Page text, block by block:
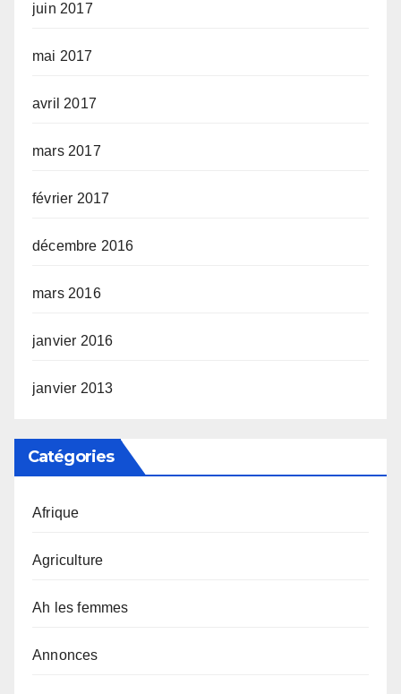
juin 2017
mai 2017
avril 2017
mars 2017
février 2017
décembre 2016
mars 2016
janvier 2016
janvier 2013
Catégories
Afrique
Agriculture
Ah les femmes
Annonces